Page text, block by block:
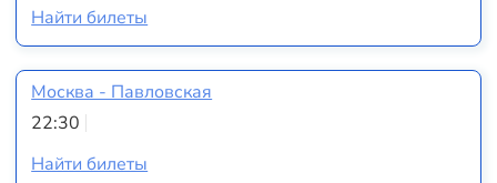
Найти билеты
Москва - Павловская
22:30
Найти билеты